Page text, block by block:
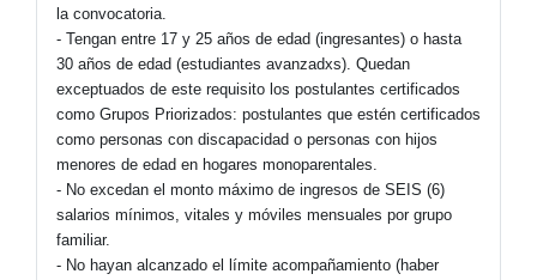
la convocatoria.
- Tengan entre 17 y 25 años de edad (ingresantes) o hasta
30 años de edad (estudiantes avanzadxs). Quedan
exceptuados de este requisito los postulantes certificados
como Grupos Priorizados: postulantes que estén certificados
como personas con discapacidad o personas con hijos
menores de edad en hogares monoparentales.
- No excedan el monto máximo de ingresos de SEIS (6)
salarios mínimos, vitales y móviles mensuales por grupo
familiar.
- No hayan alcanzado el límite acompañamiento (haber